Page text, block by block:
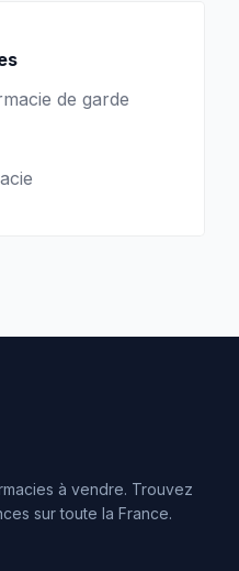
de garde
à vendre. Trouvez
sur toute la France.